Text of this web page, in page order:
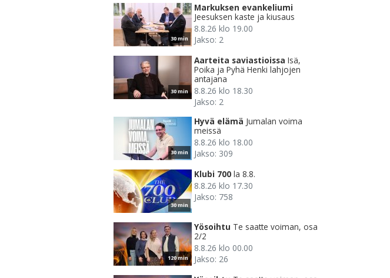
30 min
Markuksen evankeliumi
Jeesuksen kaste ja kiusaus
8.8.26 klo 19.00
Jakso: 2
30 min
Aarteita saviastioissa Isä,
Poika ja Pyhä Henki lahjojen
antajana
8.8.26 klo 18.30
Jakso: 2
30 min
Hyvä elämä Jumalan voima
meissä
8.8.26 klo 18.00
Jakso: 309
30 min
Klubi 700 la 8.8.
8.8.26 klo 17.30
Jakso: 758
120 min
Yösoihtu Te saatte voiman, osa
2/2
8.8.26 klo 00.00
Jakso: 26